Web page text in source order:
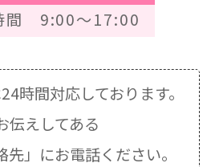
間 9:00～17:00
時間対応しております。
伝えしてある
先」にお電話ください。